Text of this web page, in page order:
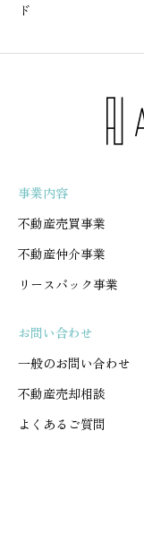
ド
事業内容
不動産売買事業
不動産仲介事業
リースバック事業
お問い合わせ
一般のお問い合わせ
不動産売却相談
よくあるご質問